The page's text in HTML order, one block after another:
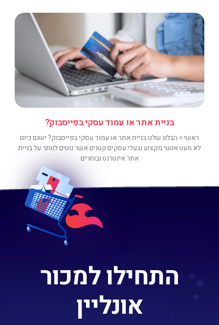
בניית אתר או עמוד עסקי בפייסבוק?
ראשי > הבלוג שלנו בניית אתר או עמוד עסקי בפייסבוק? ישנם כיום
לא מעט אנשי מקצוע ובעלי עסקים קטנים אשר נוטים לוותר על בניית
אתר אינטרנט ובוחרים
התחילו למכור
אונליין